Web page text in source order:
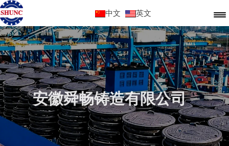
中文 英文
安徽舜畅铸造有限公司